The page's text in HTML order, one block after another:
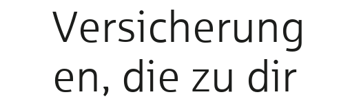
Versicherung
en, die zu dir